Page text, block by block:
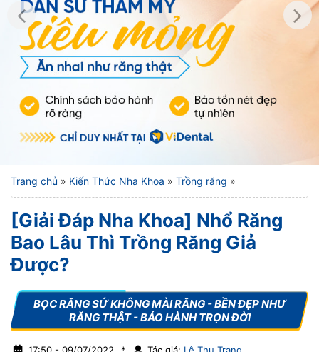
Trang chủ » Kiến Thức Nha Khoa » Trồng răng »
[Giải Đáp Nha Khoa] Nhổ Răng
Bao Lâu Thì Trồng Răng Giả
Được?